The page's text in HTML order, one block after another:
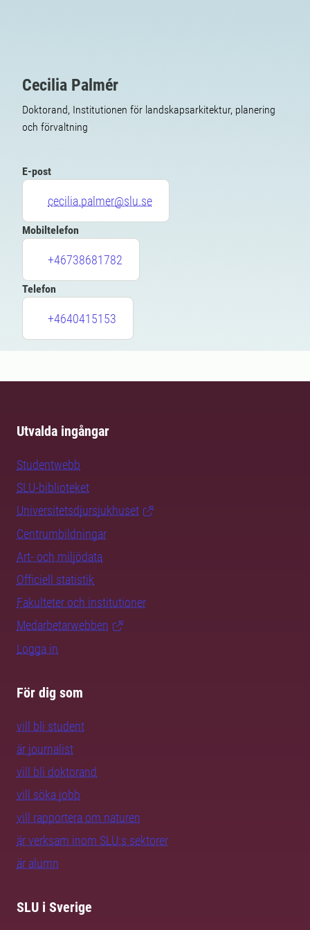
Cecilia Palmér
Doktorand, Institutionen för landskapsarkitektur, planering
och förvaltning
E-post
cecilia.palmer@slu.se
Mobiltelefon
+46738681782
Telefon
+4640415153
Utvalda ingångar
Studentwebb
SLU-biblioteket
Universitetsdjursjukhuset
Centrumbildningar
Art- och miljödata
Officiell statistik
Fakulteter och institutioner
Medarbetarwebben
Logga in
För dig som
vill bli student
är journalist
vill bli doktorand
vill söka jobb
vill rapportera om naturen
är verksam inom SLU:s sektorer
är alumn
SLU i Sverige